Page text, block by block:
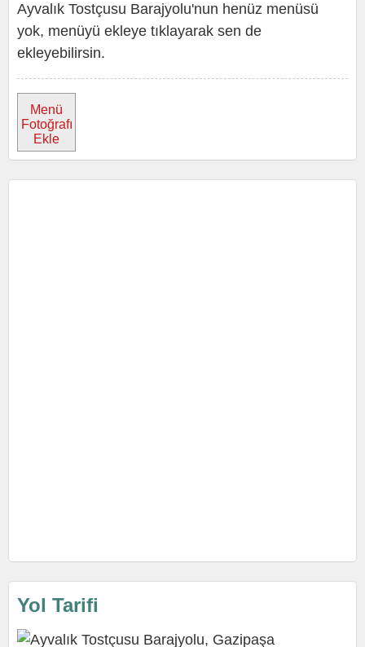
Ayvalık Tostçusu Barajyolu'nun henüz menüsü
yok, menüyü ekleye tıklayarak sen de
ekleyebilirsin.
Menü
Fotoğrafı
Ekle
Yol Tarifi